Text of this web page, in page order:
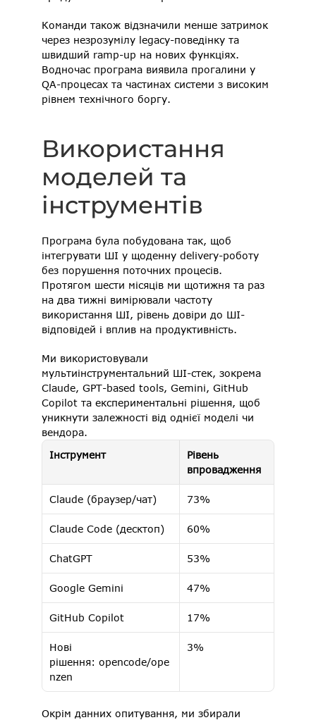
Команди також відзначили менше затримок
через незрозумілу legacy-поведінку та
швидший ramp-up на нових функціях.
Водночас програма виявила прогалини у
QA-процесах та частинах системи з високим
рівнем технічного боргу.
Використання
моделей та
інструментів
Програма була побудована так, щоб
інтегрувати ШІ у щоденну delivery-роботу
без порушення поточних процесів.
Протягом шести місяців ми щотижня та раз
на два тижні вимірювали частоту
використання ШІ, рівень довіри до ШІ-
відповідей і вплив на продуктивність.
Ми використовували
мультиінструментальний ШІ-стек, зокрема
Claude, GPT-based tools, Gemini, GitHub
Copilot та експериментальні рішення, щоб
уникнути залежності від однієї моделі чи
вендора.
Інструмент
Рівень
впровадження
Claude (браузер/чат) 73%
Claude Code (десктоп) 60%
ChatGPT 53%
Google Gemini 47%
GitHub Copilot 17%
Нові
рішення: opencode/ope
nzen
3%
Окрім данних опитування, ми збирали